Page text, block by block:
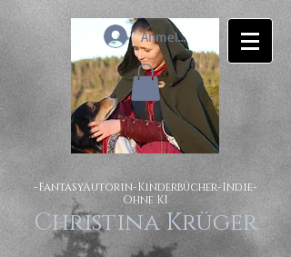
Anmelden
-FantasyAutorin-Kinderbücher-Indie-
Ohne KI
Christina Krüger